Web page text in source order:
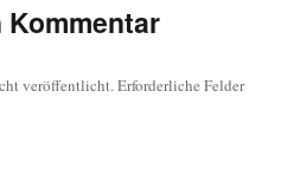
Kommentar
veröffentlicht.Erforderliche Felder